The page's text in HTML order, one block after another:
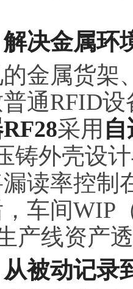
决金属环
金属货架
通RFID
采用
铸外壳设
读率控制
车间WIP
产线资产
被动记录